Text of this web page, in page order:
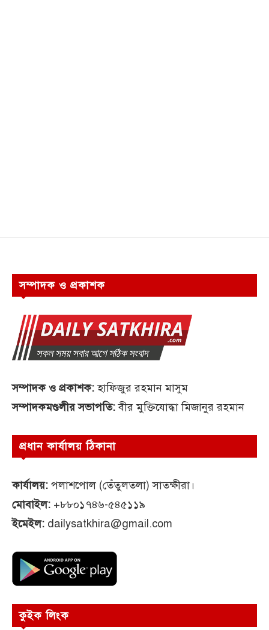
সম্পাদক ও প্রকাশক
সম্পাদক ও প্রকাশক:হাফিজুর রহমান মাসুম
সম্পাদকমণ্ডলীর সভাপতি:বীর মুক্তিযোদ্ধা মিজানুর রহমান
প্রধান কার্যালয় ঠিকানা
কার্যালয়: পলাশপোল (তেঁতুলতলা) সাতক্ষীরা।
মোবাইল: +৮৮০১৭৪৬-৫৪৫১১৯
ইমেইল: dailysatkhira@gmail.com
কুইক লিংক